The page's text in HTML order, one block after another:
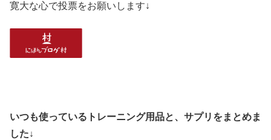
寛大な心で投票をお願いします↓
いつも使っているトレーニング用品と、サプリをまとめま
した↓